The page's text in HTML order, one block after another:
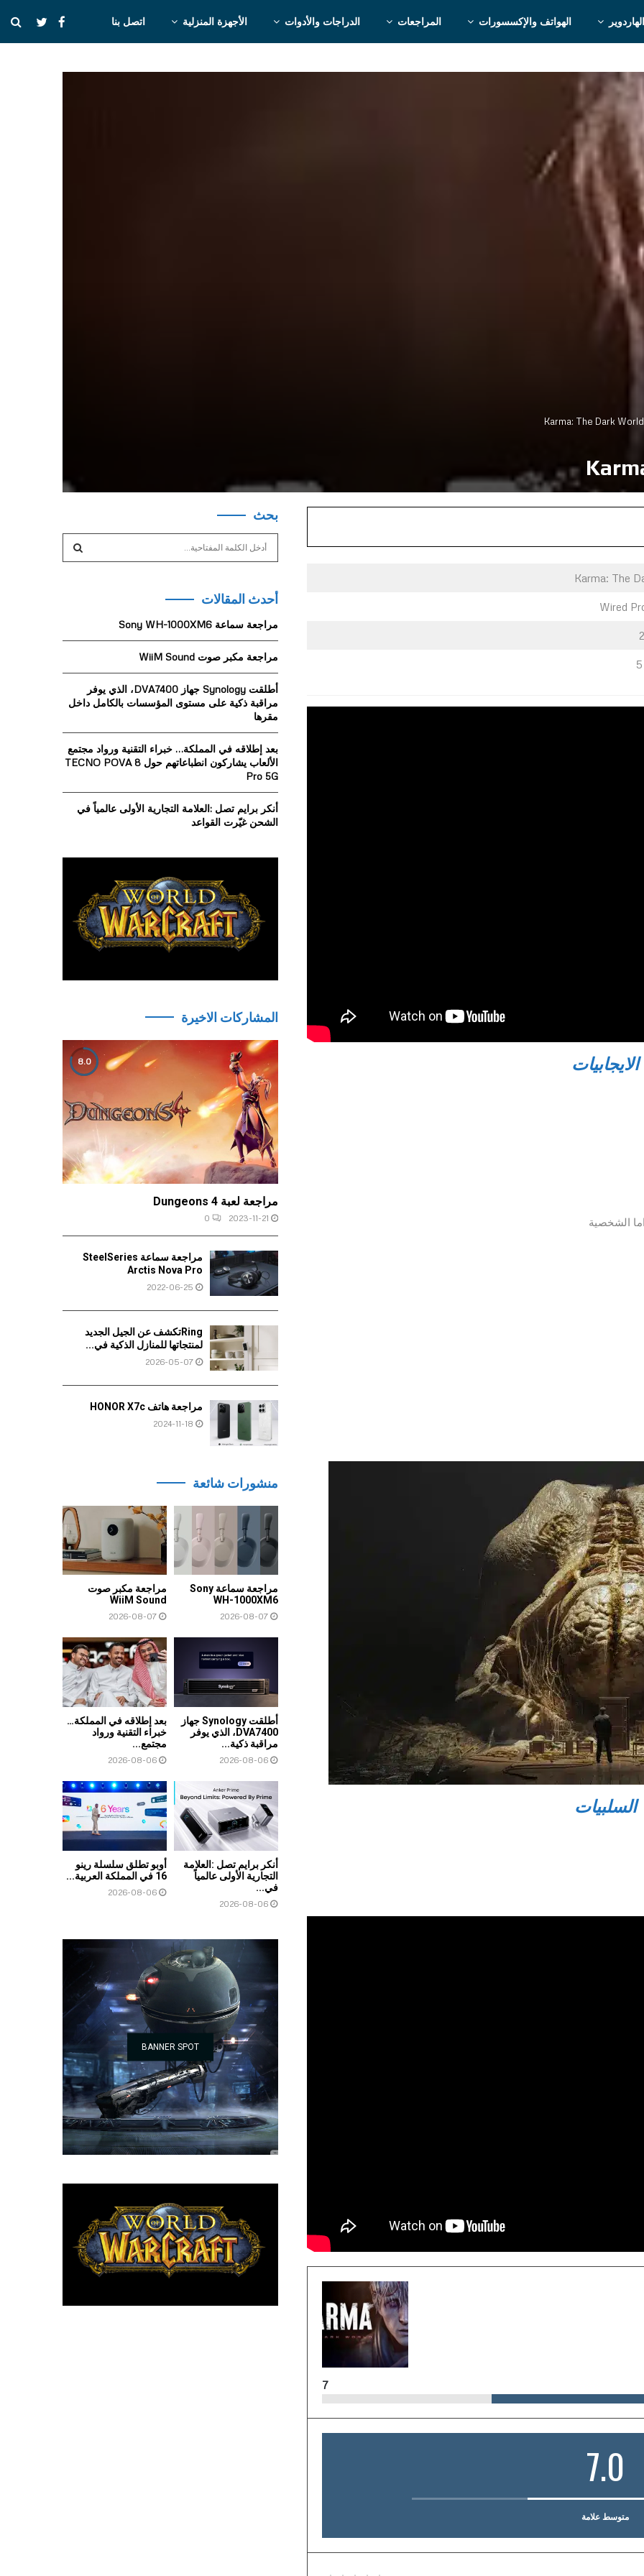
الهاردوير الهواتف والإكسسورات المراجعات الدراجات والأدوات الأجهزة المنزلية اتصل بنا
Karma: The
Wired
الايجابيات
الشخصية
السلبيات
7
7.0
متوسط علامة
بحث
c
f
r
:
أحدث المقالات
مراجعة سماعة Sony WH-1000XM6
مراجعة مكبر صوت WiiM Sound
أطلقت Synology جهاز DVA7400، الذي يوفر
مراقبة ذكية على مستوى المؤسسات بالكامل داخل
مقرها
بعد إطلاقه في المملكة… خبراء التقنية ورواد مجتمع
الألعاب يشاركون انطباعاتهم حول TECNO POVA 8
Pro 5G
أنكر برايم تصل :العلامة التجارية الأولى عالمياً في
الشحن غيّرت القواعد
المشاركات الاخيرة
مراجعة لعبة Dungeons 4
2023-11-21
0
8.0
مراجعة سماعة SteelSeries
Arctis Nova Pro
2022-06-25
Ringتكشف عن الجيل الجديد
لمنتجاتها للمنازل الذكية في...
2026-05-07
مراجعة هاتف HONOR X7c
2024-11-18
منشورات شائعة
مراجعة سماعة Sony
WH-1000XM6
2026-08-07
مراجعة مكبر صوت
WiiM Sound
2026-08-07
أطلقت Synology جهاز
DVA7400، الذي يوفر
مراقبة ذكية...
2026-08-06
بعد إطلاقه في المملكة…
خبراء التقنية ورواد
مجتمع...
2026-08-06
أنكر برايم تصل :العلامة
التجارية الأولى عالمياً
في...
2026-08-06
أوبو تطلق سلسلة رينو
16 في المملكة العربية...
2026-08-06
BANNER SPOT